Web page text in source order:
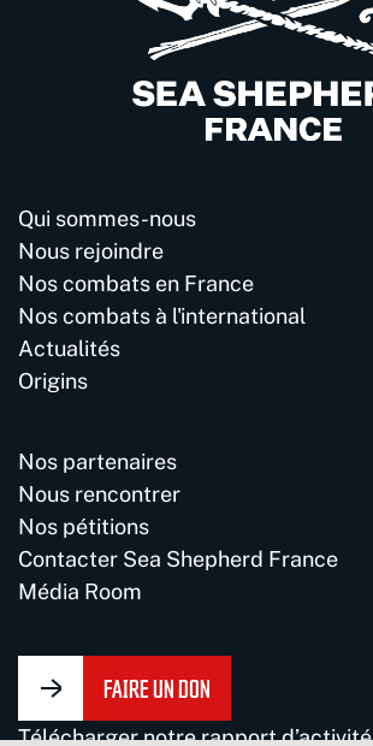
Qui sommes-nous
Nous rejoindre
Nos combats en France
Nos combats à l'international
Actualités
Origins
Nos partenaires
Nous rencontrer
Nos pétitions
Contacter Sea Shepherd France
Média Room
FAIRE UN DON
Télécharger notre rapport d’activité